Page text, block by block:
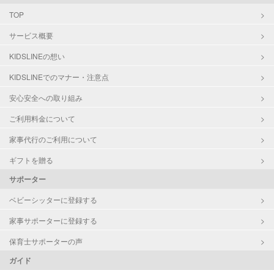
TOP
サービス概要
KIDSLINEの想い
KIDSLINEでのマナー・注意点
安心安全への取り組み
ご利用料金について
家事代行のご利用について
ギフトを贈る
サポーター
ベビーシッターに登録する
家事サポーターに登録する
保育士サポーターの声
ガイド